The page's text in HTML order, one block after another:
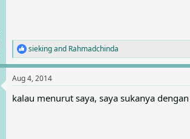
R
e
c
i
siekingand Rahmadchinda
Aug 4, 2014
kalau menurut saya, saya sukanya